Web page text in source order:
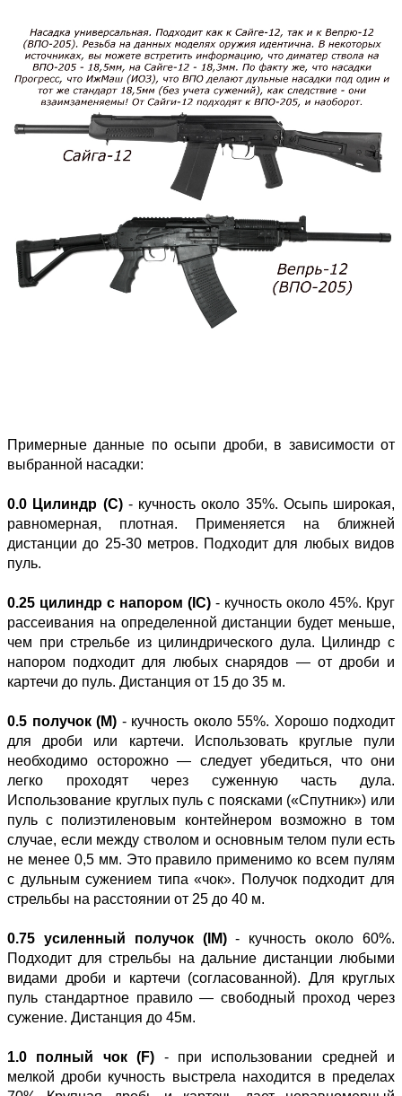
Примерные данные по осыпи дроби, в зависимости от
выбранной насадки:
0.0 Цилиндр (C)- кучность около 35%. Осыпь широкая,
равномерная, плотная. Применяется на ближней
дистанции до 25-30 метров. Подходит для любых видов
пуль.
0.25 цилиндр с напором (IC) - кучность около 45%. Круг
рассеивания на определенной дистанции будет меньше,
чем при стрельбе из цилиндрического дула. Цилиндр с
напором подходит для любых снарядов — от дроби и
картечи до пуль. Дистанция от 15 до 35 м.
0.5 получок (M) - кучность около 55%. Хорошо подходит
для дроби или картечи. Использовать круглые пули
необходимо осторожно — следует убедиться, что они
легко проходят через суженную часть дула.
Использование круглых пуль с поясками («Спутник») или
пуль с полиэтиленовым контейнером возможно в том
случае, если между стволом и основным телом пули есть
не менее 0,5 мм. Это правило применимо ко всем пулям
с дульным сужением типа «чок». Получок подходит для
стрельбы на расстоянии от 25 до 40 м.
0.75 усиленный получок (IM)- кучность около 60%.
Подходит для стрельбы на дальние дистанции любыми
видами дроби и картечи (согласованной). Для круглых
пуль стандартное правило — свободный проход через
сужение. Дистанция до 45м.
1.0 полный чок (F) - при использовании средней и
мелкой дроби кучность выстрела находится в пределах